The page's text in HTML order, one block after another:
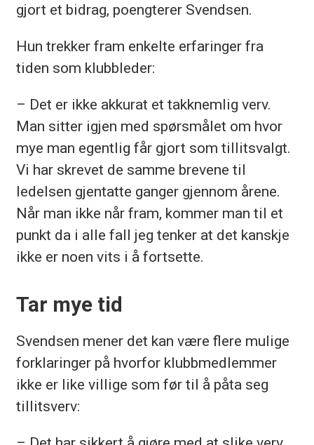
gjort et bidrag, poengterer Svendsen.
Hun trekker fram enkelte erfaringer fra
tiden som klubbleder:
– Det er ikke akkurat et takknemlig verv.
Man sitter igjen med spørsmålet om hvor
mye man egentlig får gjort som tillitsvalgt.
Vi har skrevet de samme brevene til
ledelsen gjentatte ganger gjennom årene.
Når man ikke når fram, kommer man til et
punkt da i alle fall jeg tenker at det kanskje
ikke er noen vits i å fortsette.
Tar mye tid
Svendsen mener det kan være flere mulige
forklaringer på hvorfor klubbmedlemmer
ikke er like villige som før til å påta seg
tillitsverv: